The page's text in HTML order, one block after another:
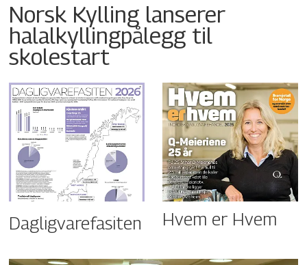
Norsk Kylling lanserer
halalkyllingpålegg til
skolestart
Dagligvarefasiten Hvem er Hvem